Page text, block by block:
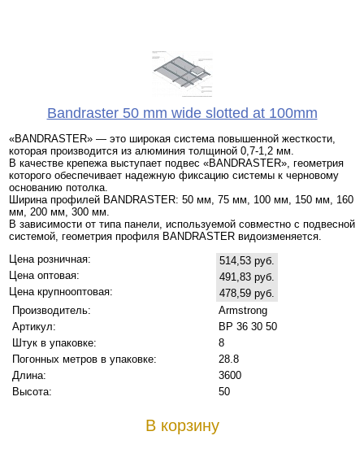
Bandraster 50 mm wide slotted at 100mm
«BANDRASTER» — это широкая система повышенной жесткости,
которая производится из алюминия толщиной 0,7-1,2 мм.
В качестве крепежа выступает подвес «BANDRASTER», геометрия
которого обеспечивает надежную фиксацию системы к черновому
основанию потолка.
Ширина профилей BANDRASTER: 50 мм, 75 мм, 100 мм, 150 мм, 160
мм, 200 мм, 300 мм.
В зависимости от типа панели, используемой совместно с подвесной
системой, геометрия профиля BANDRASTER видоизменяется.
Цена розничная:
514,53 руб.
Цена оптовая:
491,83 руб.
Цена крупнооптовая:
478,59 руб.
Производитель:
Armstrong
Артикул:
BP 36 30 50
Штук в упаковке:
8
Погонных метров в упаковке:
28.8
Длина:
3600
Высота:
50
В корзину